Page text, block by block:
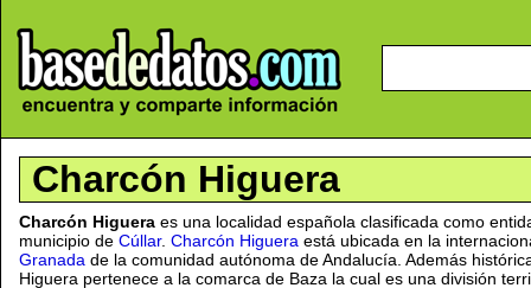
Charcón Higuera
Charcón Higuera es una localidad española clasificada como
municipio de Cúllar. Charcón Higuera está ubicada en la
Granada de la comunidad autónoma de Andalucía. Además
Higuera pertenece a la comarca de Baza la cual es una división